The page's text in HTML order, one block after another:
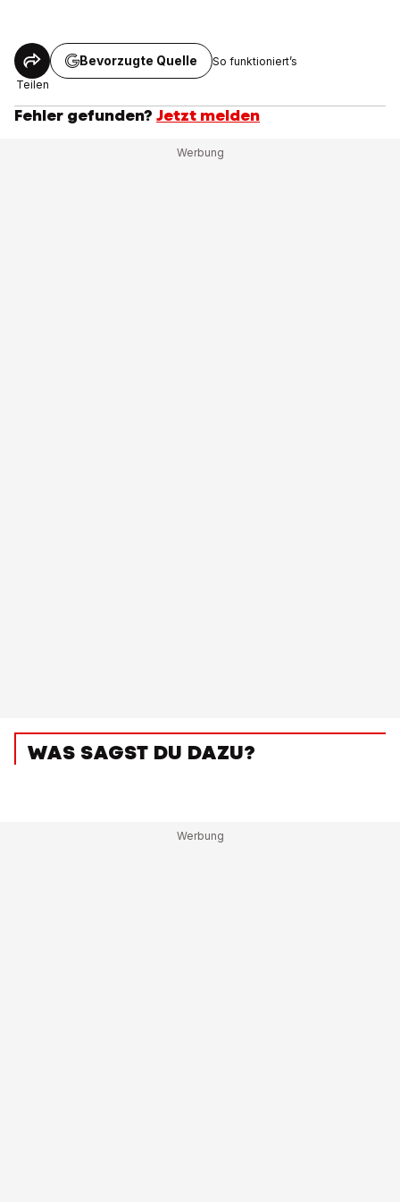
Teilen
Bevorzugte Quelle So funktioniert’s
Fehler gefunden? Jetzt melden
WAS SAGST DU DAZU?